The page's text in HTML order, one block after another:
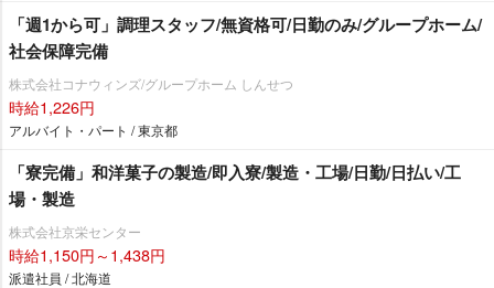
「週1から可」調理スタッフ/無資格可/日勤のみ/グループホーム/
社会保障完備
株式会社コナウィンズ/グループホーム しんせつ
時給1,226円
アルバイト・パート / 東京都
「寮完備」和洋菓子の製造/即入寮/製造・工場/日勤/日払い/工
場・製造
株式会社京栄センター
時給1,150円～1,438円
派遣社員 / 北海道